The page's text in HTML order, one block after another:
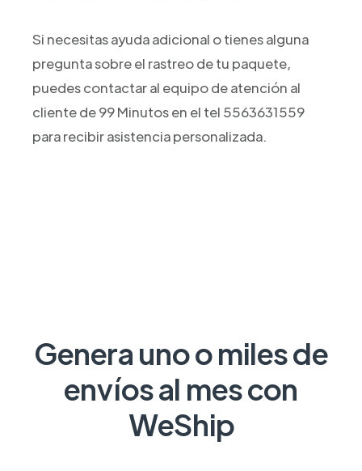
Si necesitas ayuda adicional o tienes alguna
pregunta sobre el rastreo de tu paquete,
puedes contactar al equipo de atención al
cliente de 99 Minutos en el tel 5563631559
para recibir asistencia personalizada.
Genera uno o miles de
envíos al mes con
WeShip